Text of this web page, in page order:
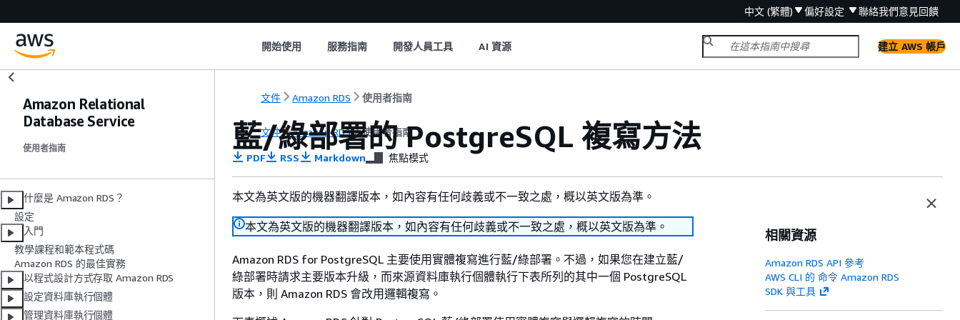
中文 (繁體) 偏好設定 聯絡我們意見回饋
開始使用 服務指南 開發人員工具 AI 資源 建立 AWS 帳戶
Amazon Relational
Database Service
使用者指南
什麼是 Amazon RDS？
設定
入門
教學課程和範本程式碼
Amazon RDS 的最佳實務
以程式設計方式存取 Amazon RDS
設定資料庫執行個體
管理資料庫執行個體
文件 Amazon RDS 使用者指南
文件 Amazon RDS 使用者指南
藍/綠部署的 PostgreSQL 複寫方法
PDF RSS Markdown 焦點模式
本文為英文版的機器翻譯版本，如內容有任何歧義或不一致之處，概以英文版為準。
本文為英文版的機器翻譯版本，如內容有任何歧義或不一致之處，概以英文版為準。
Amazon RDS for PostgreSQL 主要使用實體複寫進行藍/綠部署。不過，如果您在建立藍/
綠部署時請求主要版本升級，而來源資料庫執行個體執行下表所列的其中一個 PostgreSQL
版本，則 Amazon RDS 會改用邏輯複寫。
相關資源
Amazon RDS API 參考
AWS CLI 的 命令 Amazon RDS
SDK 與工具